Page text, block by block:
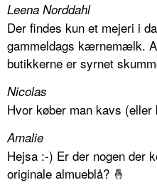
Leena Norddahl
Der findes kun et mejeri i
gammeldags kærnemælk.
butikkerne er syrnet
Nicolas
Hvor køber man kavs (eller
Amalie
Hejsa :-) Er der nogen der
originale almueblå? 🤞